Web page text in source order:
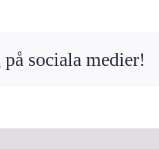
sociala medier!